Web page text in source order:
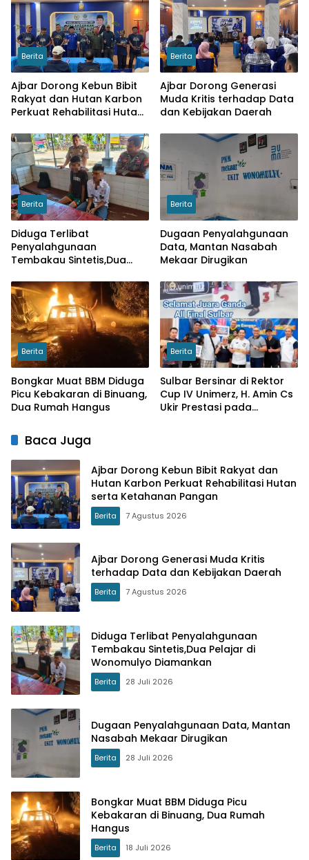
Berita
Ajbar Dorong Kebun Bibit
Rakyat dan Hutan Karbon
Perkuat Rehabilitasi Hutan
Berita
Ajbar Dorong Generasi
Muda Kritis terhadap Data
dan Kebijakan Daerah
Berita
Diduga Terlibat
Penyalahgunaan
Tembakau Sintetis,Dua
Diamankan
Berita
Dugaan Penyalahgunaan
Data, Mantan Nasabah
Mekaar Dirugikan
Berita
Bongkar Muat BBM Diduga
Picu Kebakaran di Binuang,
Dua Rumah Hangus
Berita
Sulbar Bersinar di Rektor
Cup IV Unimerz, H. Amin Cs
Ukir Prestasi pada
Baca Juga
Ajbar Dorong Kebun Bibit Rakyat dan
Hutan Karbon Perkuat Rehabilitasi Hutan
serta Ketahanan Pangan
Berita 7 Agustus 2026
Ajbar Dorong Generasi Muda Kritis
terhadap Data dan Kebijakan Daerah
Berita 7 Agustus 2026
Diduga Terlibat Penyalahgunaan
Tembakau Sintetis,Dua Pelajar di
Wonomulyo Diamankan
Berita 28 Juli 2026
Dugaan Penyalahgunaan Data, Mantan
Nasabah Mekaar Dirugikan
Berita 28 Juli 2026
Bongkar Muat BBM Diduga Picu
Kebakaran di Binuang, Dua Rumah
Hangus
Berita 18 Juli 2026